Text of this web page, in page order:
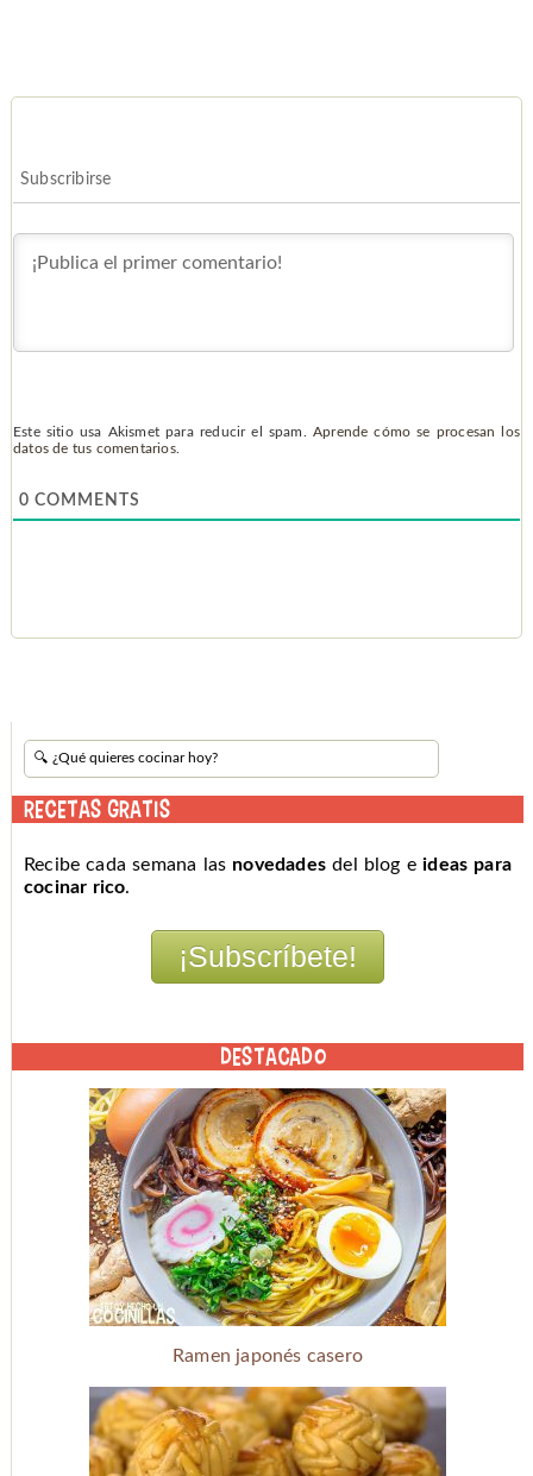
Subscribirse
Este sitio usa Akismet para reducir el spam. Aprende cómo se procesan los
datos de tus comentarios.
0 COMMENTS
RECETAS GRATIS
Recibe cada semana las novedades del blog eideas para
cocinar rico.
DESTACADO
Ramen japonés casero